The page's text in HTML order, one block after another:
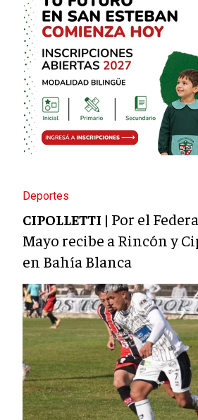
Deportes
CIPOLLETTI | Por el
Mayo recibe a Rincón y
en Bahía Blanca